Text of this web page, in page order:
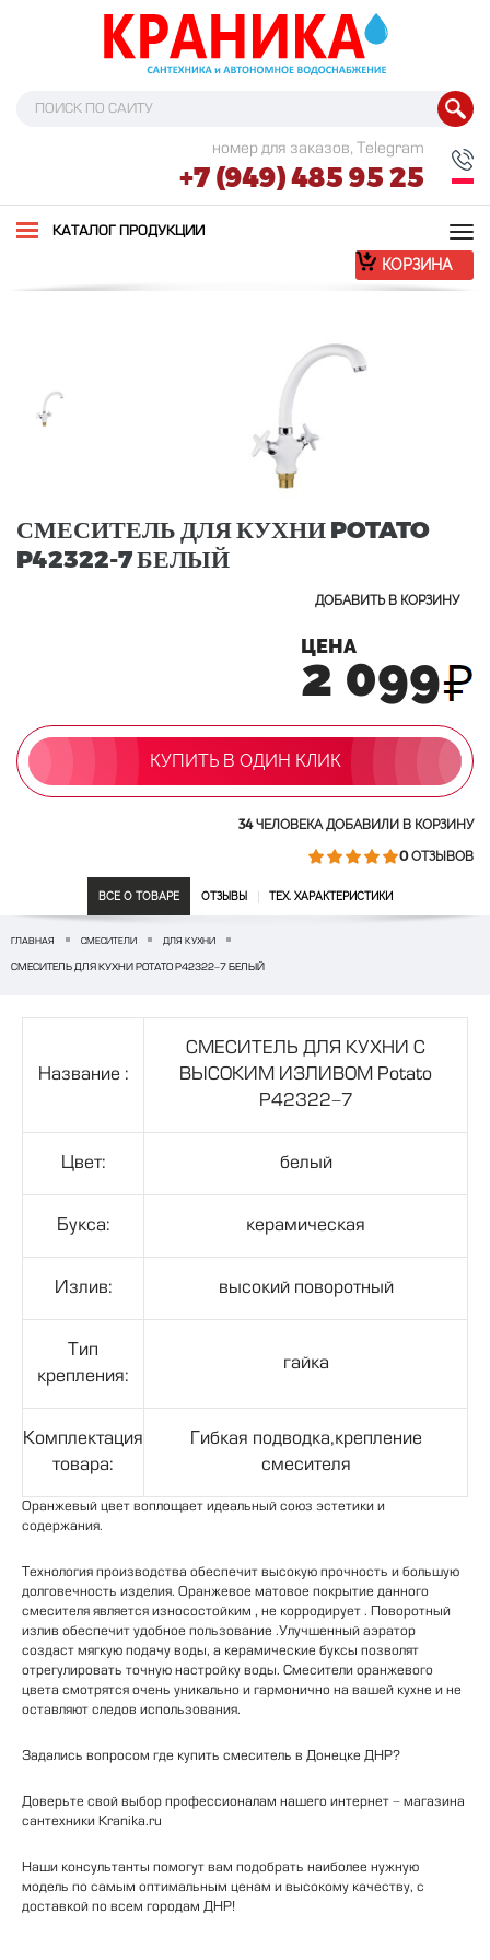
номер для заказов, Telegram
+7 (949) 485 95 25
КАТАЛОГ ПРОДУКЦИИ
КОРЗИНА
СМЕСИТЕЛЬ ДЛЯ КУХНИ POTATO
P42322-7 БЕЛЫЙ
ДОБАВИТЬ В КОРЗИНУ
ЦЕНА
2 099
КУПИТЬ В ОДИН КЛИК
ВСЕ О ТОВАРЕ ОТЗЫВЫ ТЕХ. ХАРАКТЕРИСТИКИ
34ЧЕЛОВЕКА ДОБАВИЛИ В КОРЗИНУ
0ОТЗЫВОВ
ГЛАВНАЯ СМЕСИТЕЛИ ДЛЯ КУХНИ
СМЕСИТЕЛЬ ДЛЯ КУХНИ POTATO P42322-7 БЕЛЫЙ
Название :
СМЕСИТЕЛЬ ДЛЯ КУХНИ С
ВЫСОКИМ ИЗЛИВОМ Potato
P42322-7
Цвет: белый
Букса: керамическая
Излив: высокий поворотный
Тип
крепления:
гайка
Комплектация
товара:
Гибкая подводка,крепление
смесителя
Оранжевый цвет воплощает идеальный союз эстетики и
содержания.
Технология производства обеспечит высокую прочность и большую
долговечность изделия. Оранжевое матовое покрытие данного
смесителя является износостойким , не корродирует . Поворотный
излив обеспечит удобное пользование .Улучшенный аэратор
создаст мягкую подачу воды, а керамические буксы позволят
отрегулировать точную настройку воды. Смесители оранжевого
цвета смотрятся очень уникально и гармонично на вашей кухне и не
оставляют следов использования.
Задались вопросом где купить смеситель в Донецке ДНР?
Доверьте свой выбор профессионалам нашего интернет - магазина
сантехники Kranika.ru
Наши консультанты помогут вам подобрать наиболее нужную
модель по самым оптимальным ценам и высокому качеству, с
доставкой по всем городам ДНР!